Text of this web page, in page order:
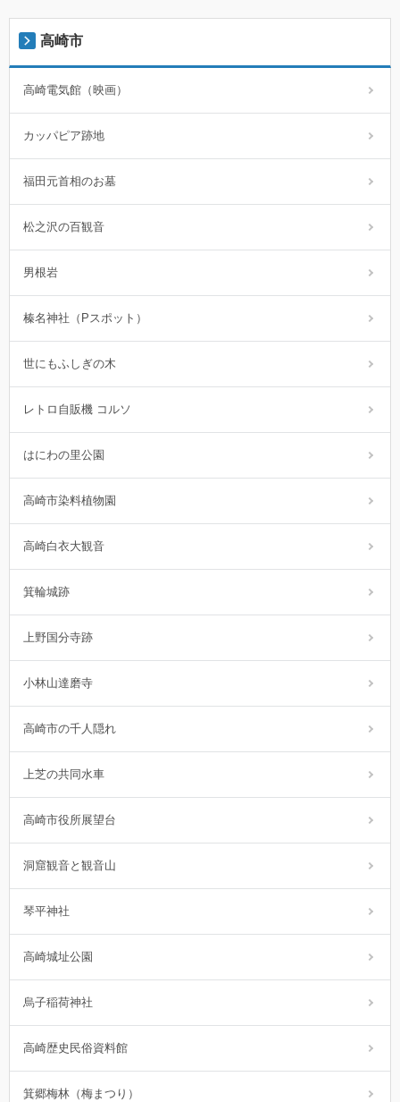
高崎市
高崎電気館（映画）
カッパピア跡地
福田元首相のお墓
松之沢の百観音
男根岩
榛名神社（Pスポット）
世にもふしぎの木
レトロ自販機 コルソ
はにわの里公園
高崎市染料植物園
高崎白衣大観音
箕輪城跡
上野国分寺跡
小林山達磨寺
高崎市の千人隠れ
上芝の共同水車
高崎市役所展望台
洞窟観音と観音山
琴平神社
高崎城址公園
烏子稲荷神社
高崎歴史民俗資料館
箕郷梅林（梅まつり）